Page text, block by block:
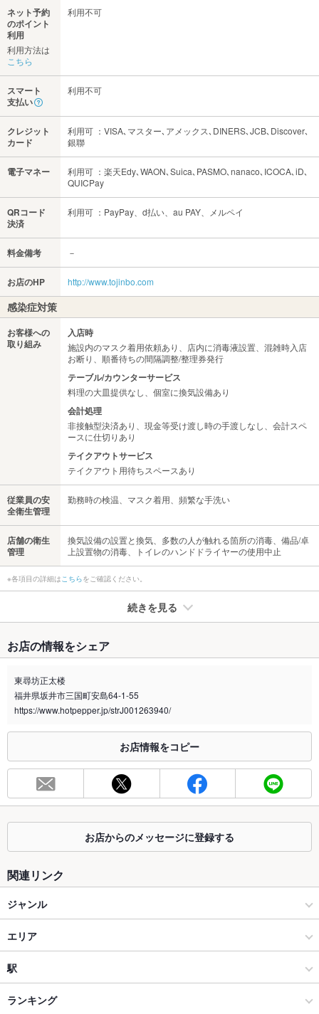
ネット予約
のポイント
利用
利用方法は
こちら
利用不可
スマート
支払い
利用不可
クレジット
カード
利用可 ：VISA､マスター､アメックス､DINERS､JCB､Discover､
銀聯
電子マネー
利用可 ：楽天Edy､WAON､Suica､PASMO､nanaco､ICOCA､iD､
QUICPay
QRコード
決済
利用可 ：PayPay、d払い、au PAY、メルペイ
料金備考 －
お店のHP http://www.tojinbo.com
感染症対策
お客様への
取り組み
入店時
施設内のマスク着用依頼あり、店内に消毒液設置、混雑時入店
お断り、順番待ちの間隔調整/整理券発行
テーブル/カウンターサービス
料理の大皿提供なし、個室に換気設備あり
会計処理
非接触型決済あり、現金等受け渡し時の手渡しなし、会計スペ
ースに仕切りあり
テイクアウトサービス
テイクアウト用待ちスペースあり
従業員の安
全衛生管理
勤務時の検温、マスク着用、頻繁な手洗い
店舗の衛生
管理
換気設備の設置と換気、多数の人が触れる箇所の消毒、備品/卓
上設置物の消毒、トイレのハンドドライヤーの使用中止
※各項目の詳細はこちらをご確認ください。
続きを見る
禁煙・喫煙
全席禁煙
喫煙専用室 あり
お席
総席数 56席(座敷席・テラス席がございます)
最大宴会収
－
掘りごたつ なし
カウンター なし
ソファー なし
お店の情報をシェア
東尋坊正太楼
福井県坂井市三国町安島64-1-55
https://www.hotpepper.jp/strJ001263940/
お店情報をコピー
お店からのメッセージに登録する
関連リンク
ジャンル
和食
和食全般
坂井市 × 和食
エリア
坂井
坂井 × 和食
駅
三国港駅
ランキング